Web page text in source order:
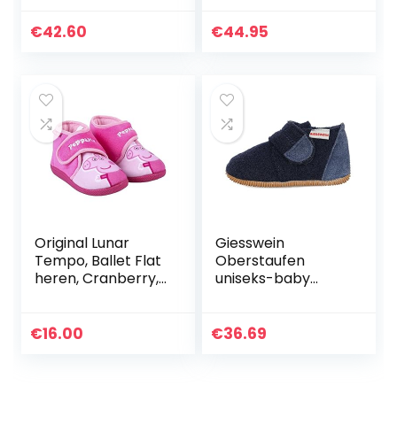
€42.60 €44.95
Original Lunar
Tempo, Ballet Flat
heren, Cranberry,
€16.00
Giesswein
Oberstaufen
uniseks-baby
€36.69